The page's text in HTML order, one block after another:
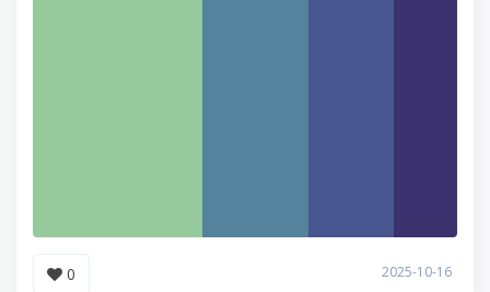
0 2025-10-16